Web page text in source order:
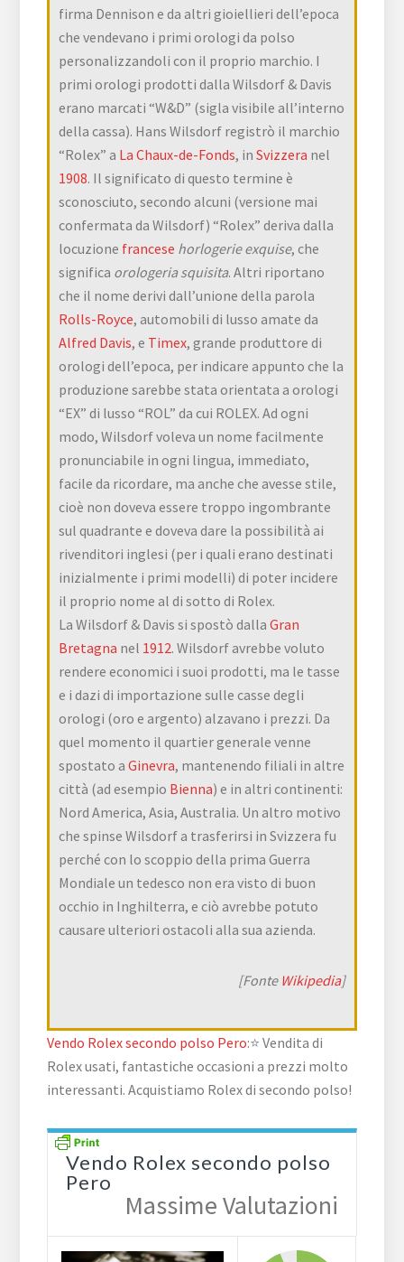
firma Dennison e da altri gioiellieri dell’epoca
che vendevano i primi orologi da polso
personalizzandoli con il proprio marchio. I
primi orologi prodotti dalla Wilsdorf & Davis
erano marcati “W&D” (sigla visibile all’interno
della cassa). Hans Wilsdorf registrò il marchio
“Rolex” a La Chaux-de-Fonds, inSvizzera nel
1908. Il significato di questo termine è
sconosciuto, secondo alcuni (versione mai
confermata da Wilsdorf) “Rolex” deriva dalla
locuzione francese horlogerie exquise, che
significa orologeria squisita. Altri riportano
che il nome derivi dall’unione della parola
Rolls-Royce, automobili di lusso amate da
Alfred Davis, e Timex, grande produttore di
orologi dell’epoca, per indicare appunto che la
produzione sarebbe stata orientata a orologi
“EX” di lusso “ROL” da cui ROLEX. Ad ogni
modo, Wilsdorf voleva un nome facilmente
pronunciabile in ogni lingua, immediato,
facile da ricordare, ma anche che avesse stile,
cioè non doveva essere troppo ingombrante
sul quadrante e doveva dare la possibilità ai
rivenditori inglesi (per i quali erano destinati
inizialmente i primi modelli) di poter incidere
il proprio nome al di sotto di Rolex.
La Wilsdorf & Davis si spostò dallaGran
Bretagna nel 1912. Wilsdorf avrebbe voluto
rendere economici i suoi prodotti, ma le tasse
e i dazi di importazione sulle casse degli
orologi (oro e argento) alzavano i prezzi. Da
quel momento il quartier generale venne
spostato aGinevra, mantenendo filiali in altre
città (ad esempio Bienna) e in altri continenti:
Nord America, Asia, Australia. Un altro motivo
che spinse Wilsdorf a trasferirsi in Svizzera fu
perché con lo scoppio della prima Guerra
Mondiale un tedesco non era visto di buon
occhio in Inghilterra, e ciò avrebbe potuto
causare ulteriori ostacoli alla sua azienda.
[Fonte Wikipedia]
Vendo Rolex secondo polso Pero:⭐ Vendita di
Rolex usati, fantastiche occasioni a prezzi molto
interessanti. Acquistiamo Rolex di secondo polso!
Vendo Rolex secondo polso
Pero
Massime Valutazioni